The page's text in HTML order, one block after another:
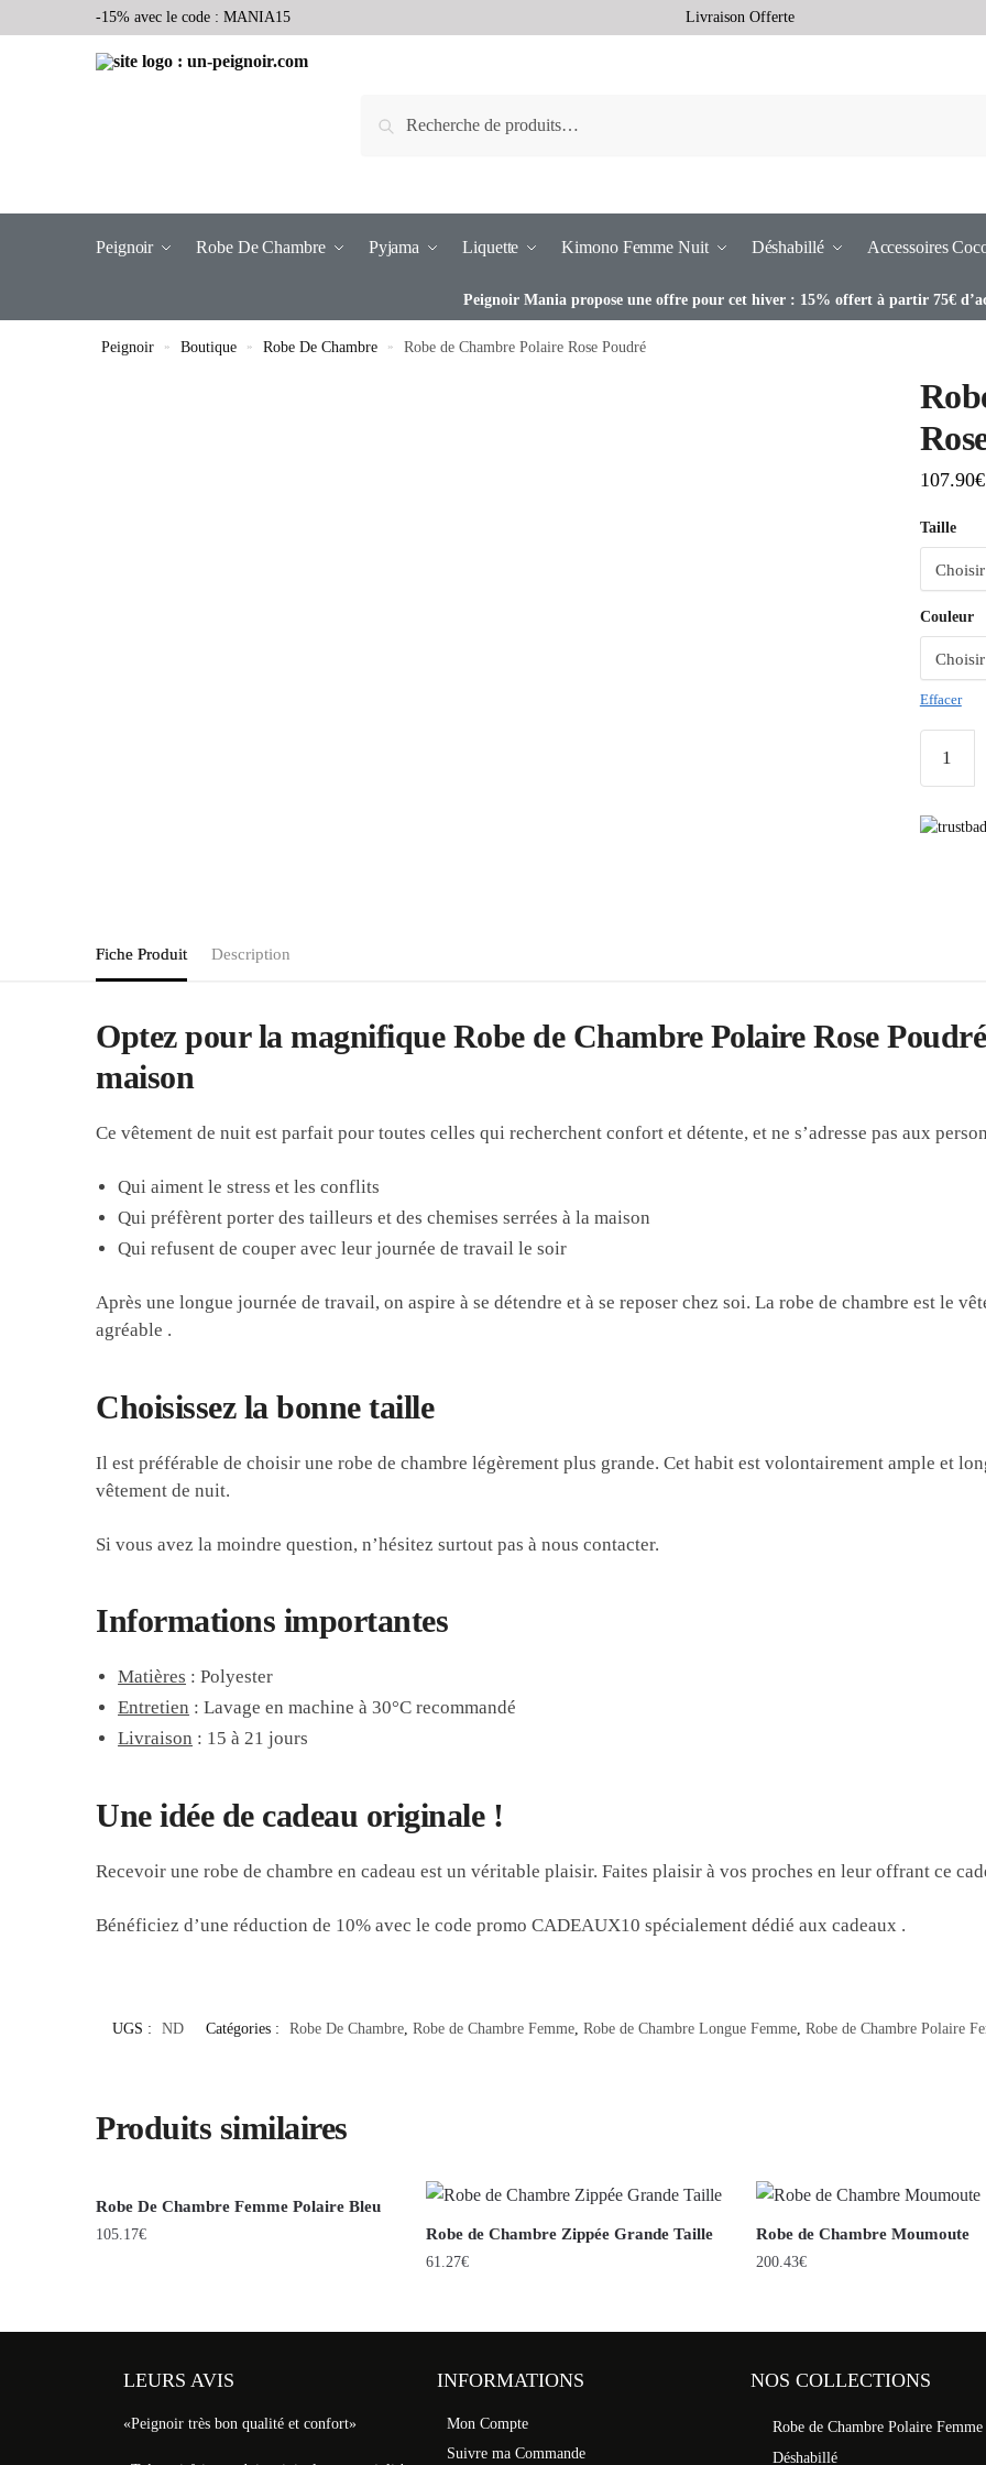
-15% avec le code : MANIA15 Livraison Offerte
Recherche
Peignoir Robe De Chambre Pyjama Liquette Kimono Femme Nuit Déshabillé Accessoires
Peignoir Mania propose une offre pour cet hiver : 15% offert à partir 75€
Peignoir » Boutique » Robe De Chambre » Robe de Chambre Polaire Rose Poudré
107.90€
Taille
Couleur
Effacer
Fiche Produit Description
Optez pour la magnifique Robe de Chambre Polaire Rose
maison
Ce vêtement de nuit est parfait pour toutes celles qui recherchent confort et détente, et ne s’adresse pas aux
Qui aiment le stress et les conflits
Qui préfèrent porter des tailleurs et des chemises serrées à la maison
Qui refusent de couper avec leur journée de travail le soir
Après une longue journée de travail, on aspire à se détendre et à se reposer chez soi. La robe de chambre est le
agréable .
Choisissez la bonne taille
Il est préférable de choisir une robe de chambre légèrement plus grande. Cet habit est volontairement ample et
vêtement de nuit.
Si vous avez la moindre question, n’hésitez surtout pas à nous contacter.
Informations importantes
Matières : Polyester
Entretien : Lavage en machine à 30°C recommandé
Livraison : 15 à 21 jours
Une idée de cadeau originale !
Recevoir une robe de chambre en cadeau est un véritable plaisir. Faites plaisir à vos proches en leur offrant ce
Bénéficiez d’une réduction de 10% avec le code promo CADEAUX10 spécialement dédié aux cadeaux .
UGS : ND Catégories : Robe De Chambre, Robe de Chambre Femme, Robe de Chambre Longue Femme, Robe de Chambre Polaire
Produits similaires
Robe De Chambre Femme Polaire Bleu
105.17€ Robe de Chambre Zippée Grande Taille
61.27€
Robe de Chambre Moumoute
200.43€
LEURS AVIS
«Peignoir très bon qualité et confort»
INFORMATIONS
Mon Compte
Suivre ma Commande
NOS COLLECTIONS
Robe de Chambre Polaire Femme
Déshabillé